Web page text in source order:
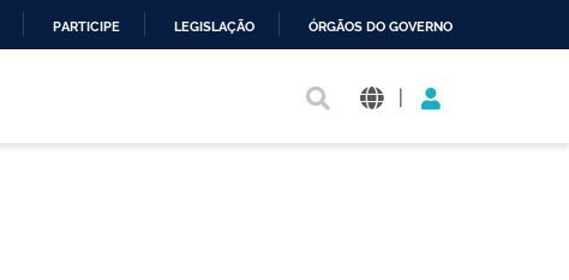
PARTICIPE LEGISLAÇÃO ÓRGÃOS DO GOVERNO
|